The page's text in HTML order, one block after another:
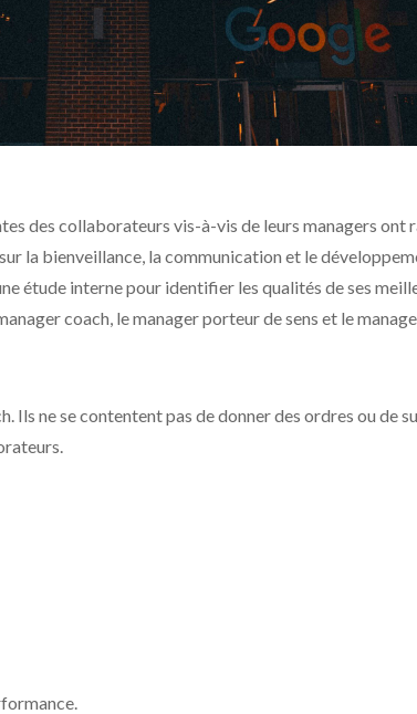
des collaborateurs vis-à-vis de leurs managers ont
la bienveillance, la communication et le
étude interne pour identifier les qualités de ses
coach, le manager porteur de sens et le
ne se contentent pas de donner des ordres ou de